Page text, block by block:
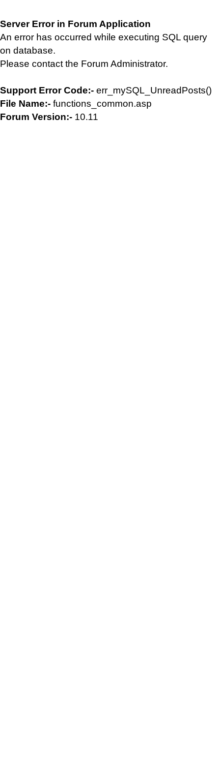
Server Error in Forum Application
An error has occurred while executing SQL query
on database.
Please contact the Forum Administrator.
Support Error Code:- err_mySQL_UnreadPosts()
File Name:- functions_common.asp
Forum Version:- 10.11